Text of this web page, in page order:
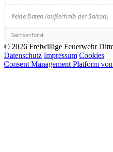
Keine Daten (außerhalb der Saison)
Sachsenforst
© 2026 Freiwillige Feuerwehr
Datenschutz Impressum Cookies
Consent Management Platform